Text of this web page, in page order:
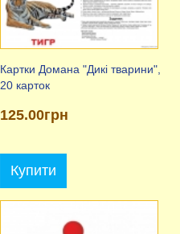
Картки Домана "Дикі тварини",
20 карток
125.00грн
Купити